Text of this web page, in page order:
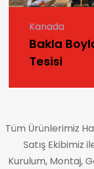
Kanada
Bakla
Tesisi
Tüm Ürünlerimiz
Satış Ekibimiz
Kurulum, Montaj,